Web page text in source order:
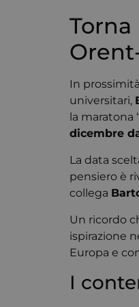
In
universitari,
la maratona
dicembre
La data
pensiero è
collega
Un ricordo
ispirazione
Europa e
I